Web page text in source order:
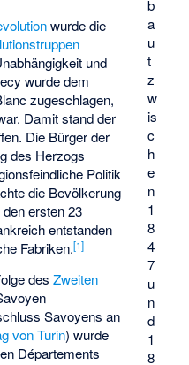
b
a
u
t
z
w
is
c
h
e
n
1
8
4
7
u
n
d
1
8
wurde die
und
wurde dem
zugeschlagen,
Damit stand der
Die Bürger der
des Herzogs
Politik
die Bevölkerung
ersten 23
entstanden
Fabriken.[1]
desZweiten
Savoyens an
von Turin) wurde
Départements